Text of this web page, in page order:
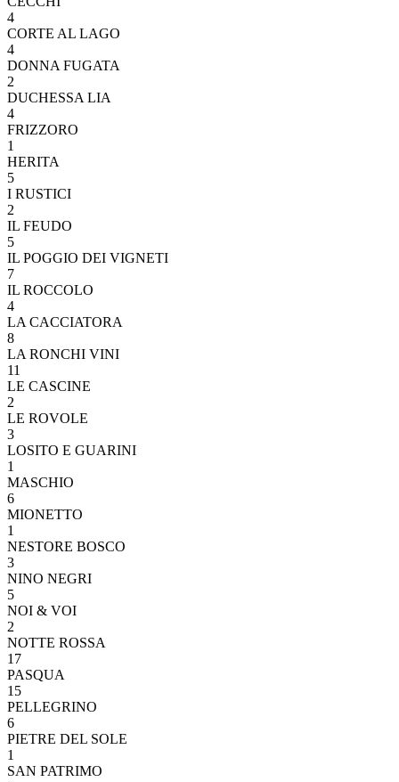
4
CORTE AL LAGO
4
DONNA FUGATA
2
DUCHESSA LIA
4
FRIZZORO
1
HERITA
5
I RUSTICI
2
IL FEUDO
5
IL POGGIO DEI VIGNETI
7
IL ROCCOLO
4
LA CACCIATORA
8
LA RONCHI VINI
11
LE CASCINE
2
LE ROVOLE
3
LOSITO E GUARINI
1
MASCHIO
6
MIONETTO
1
NESTORE BOSCO
3
NINO NEGRI
5
NOI & VOI
2
NOTTE ROSSA
17
PASQUA
15
PELLEGRINO
6
PIETRE DEL SOLE
1
SAN PATRIMO